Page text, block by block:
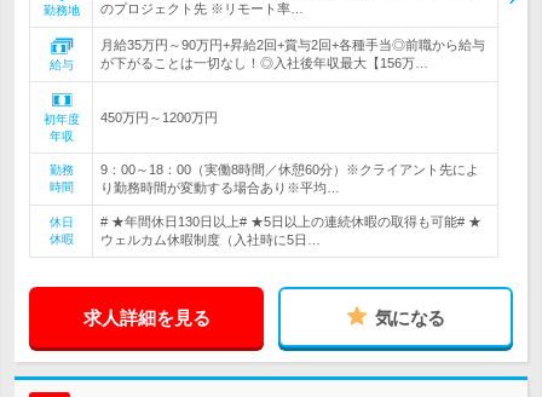
勤務地
のプロジェクト先 ※リモート率…
給与
月給35万円～90万円+昇給2回+賞与2回+各種手当◎前職から給与
が下がることは一切なし！◎入社後年収最大【156万…
初年度
年収
450万円～1200万円
勤務
時間
9：00～18：00（実働8時間／休憩60分）※クライアント先によ
り勤務時間が変動する場合あり※平均…
休日
休暇
# ★年間休日130日以上# ★5日以上の連続休暇の取得も可能# ★
ウェルカム休暇制度（入社時に5日…
求人詳細を見る 気になる